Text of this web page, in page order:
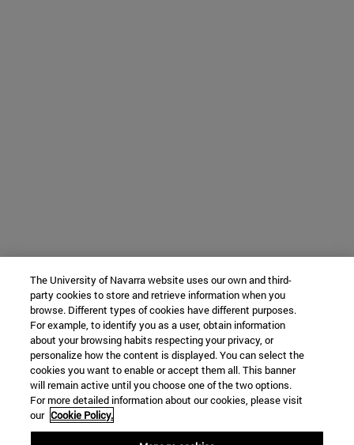
The University of Navarra website uses our own and third-
party cookies to store and retrieve information when you
browse. Different types of cookies have different purposes.
For example, to identify you as a user, obtain information
about your browsing habits respecting your privacy, or
personalize how the content is displayed. You can select the
cookies you want to enable or accept them all. This banner
will remain active until you choose one of the two options.
For more detailed information about our cookies, please visit
our Cookie Policy.